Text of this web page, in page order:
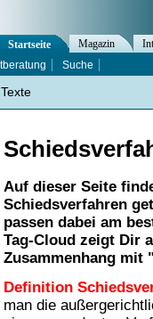
Auf dieser Seite
Schiedsverfahren
passen dabei am
Tag-Cloud zeigt Dir
Zusammenhang mit
Definition
man die
Startseite Magazin
Suche